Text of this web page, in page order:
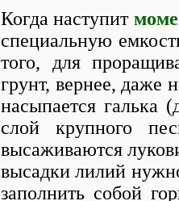
Когда наступит
специальную
того, для
грунт, вернее, даже
насыпается галька
слой крупного
высаживаются
высадки лилий
заполнить собой